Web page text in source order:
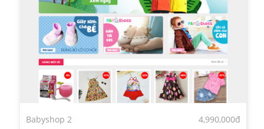
Babyshop 2 4,990,000đ